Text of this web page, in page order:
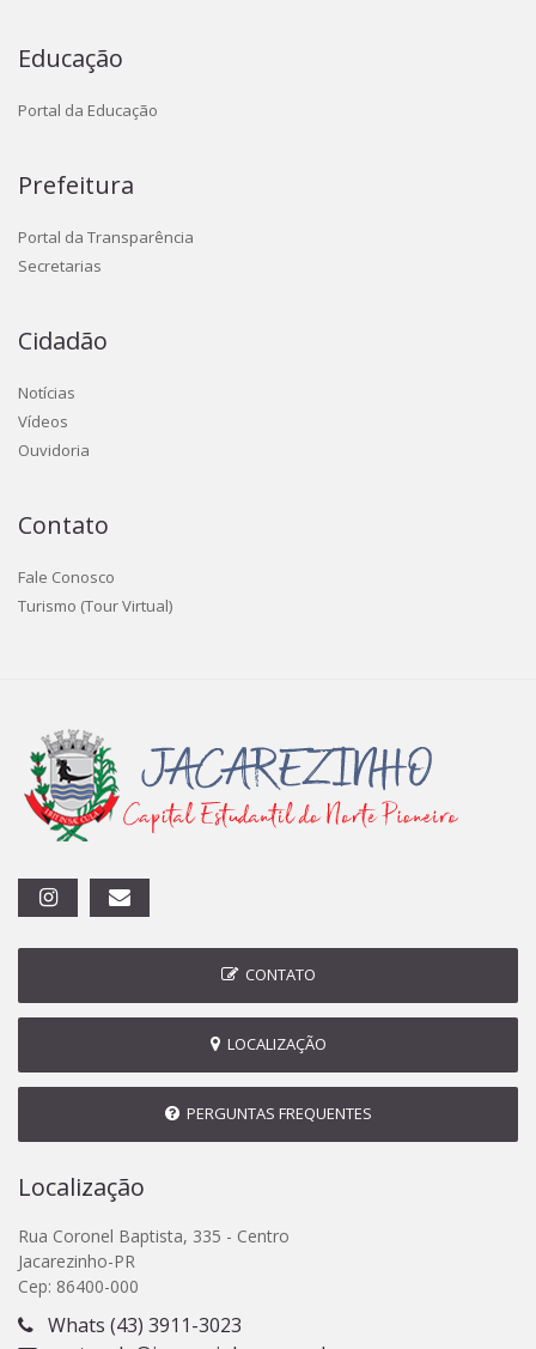
Educação
Portal da Educação
Prefeitura
Portal da Transparência
Secretarias
Cidadão
Notícias
Vídeos
Ouvidoria
Contato
Fale Conosco
Turismo (Tour Virtual)
CONTATO
LOCALIZAÇÃO
PERGUNTAS FREQUENTES
Localização
Rua Coronel Baptista, 335 - Centro
Jacarezinho-PR
Cep: 86400-000
Whats (43) 3911-3023